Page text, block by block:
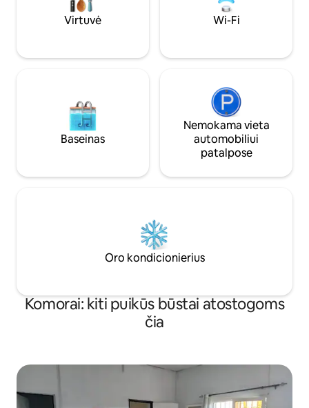
Virtuvė Wi-Fi
Baseinas
Nemokama vieta
automobiliui
patalpose
Oro kondicionierius
Komorai: kiti puikūs būstai atostogoms
čia